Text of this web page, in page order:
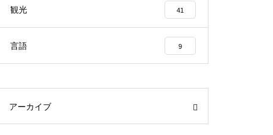
観光 41
言語 9
アーカイブ